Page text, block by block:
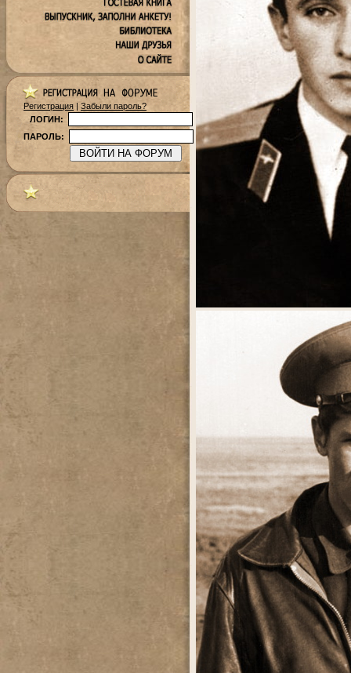
Регистрация | Забыли пароль?
ЛОГИН:
ПАРОЛЬ: